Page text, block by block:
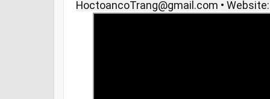
HoctoancoTrang@gmail.com •